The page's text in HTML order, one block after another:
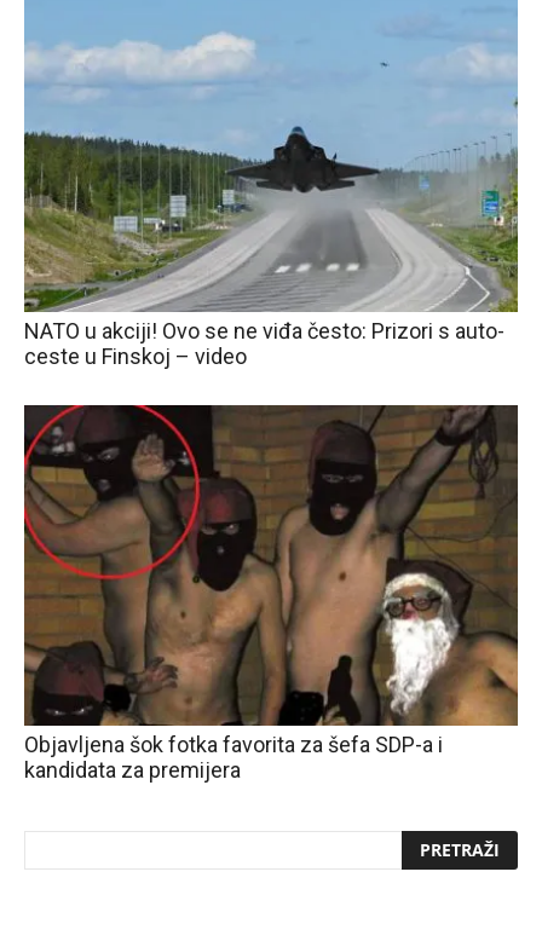
NATO u akciji! Ovo se ne viđa često: Prizori s auto-
ceste u Finskoj – video
Objavljena šok fotka favorita za šefa SDP-a i
kandidata za premijera